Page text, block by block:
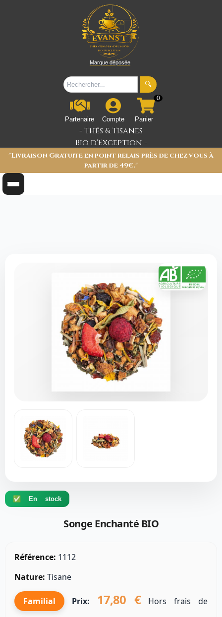
Marque déposée
🔍
Partenaire Compte
0
Panier
- Thés & Tisanes
Bio d'Exception -
"Livraison Gratuite en point relais près de chez vous à
partir de 49€."
✅ En stock
Songe Enchanté BIO
Référence: 1112
Nature: Tisane
Familial Prix: 17,80 €Hors frais de